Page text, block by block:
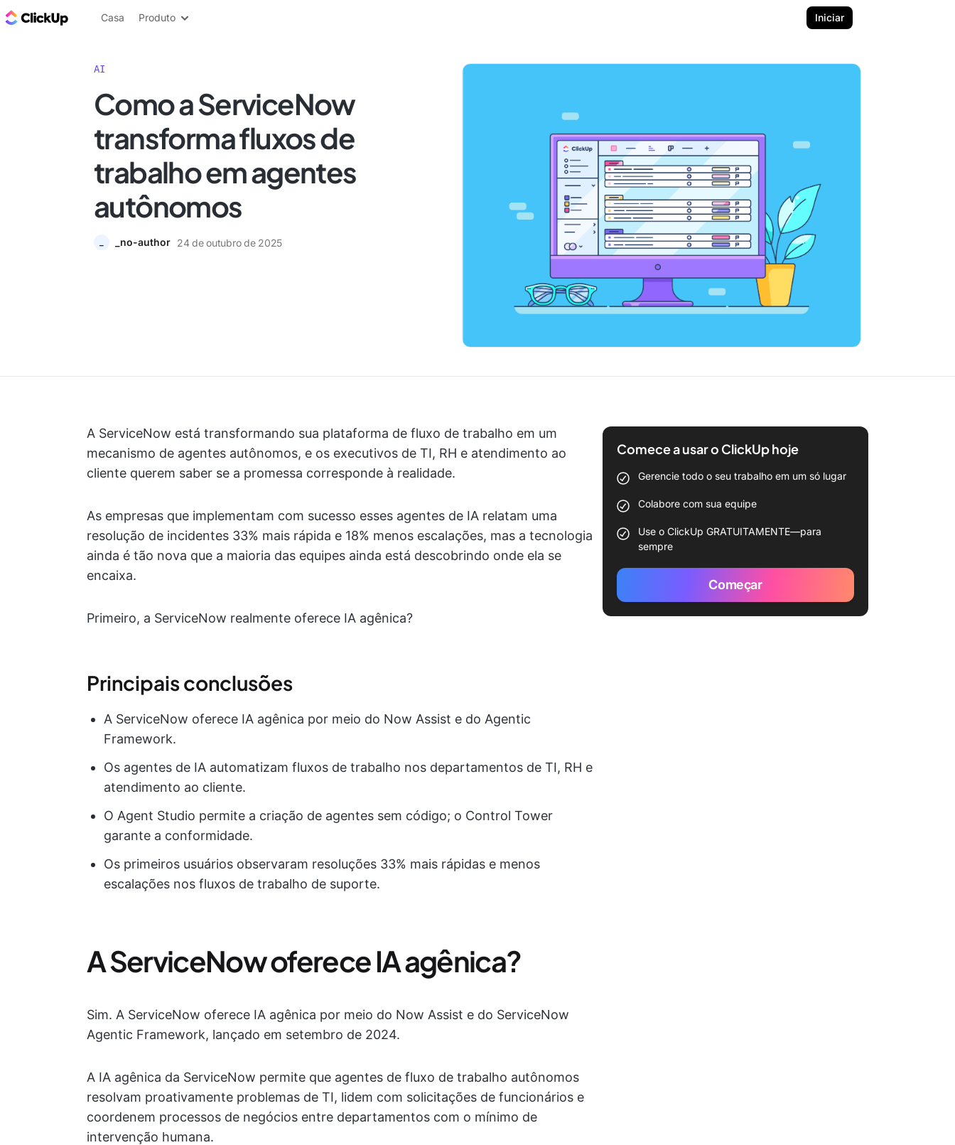
ClickUp Blogue
Casa Produto Iniciar
AI
Como a ServiceNow
transforma fluxos de
trabalho em agentes
autônomos
_no-author 24 de outubro de 2025
A ServiceNow está transformando sua plataforma de fluxo de trabalho em um
mecanismo de agentes autônomos, e os executivos de TI, RH e atendimento ao
cliente querem saber se a promessa corresponde à realidade.
As empresas que implementam com sucesso esses agentes de IA relatam uma
resolução de incidentes 33% mais rápida e 18% menos escalações, mas a tecnologia
ainda é tão nova que a maioria das equipes ainda está descobrindo onde ela se
encaixa.
Primeiro, a ServiceNow realmente oferece IA agênica?
Principais conclusões
A ServiceNow oferece IA agênica por meio do Now Assist e do Agentic
Framework.
Os agentes de IA automatizam fluxos de trabalho nos departamentos de TI, RH e
atendimento ao cliente.
O Agent Studio permite a criação de agentes sem código; o Control Tower
garante a conformidade.
Os primeiros usuários observaram resoluções 33% mais rápidas e menos
escalações nos fluxos de trabalho de suporte.
A ServiceNow oferece IA agênica?
Sim. A ServiceNow oferece IA agênica por meio do Now Assist e do ServiceNow
Agentic Framework, lançado em setembro de 2024.
A IA agênica da ServiceNow permite que agentes de fluxo de trabalho autônomos
resolvam proativamente problemas de TI, lidem com solicitações de funcionários e
coordenem processos de negócios entre departamentos com o mínimo de
intervenção humana.
Comece a usar o ClickUp hoje
Gerencie todo o seu trabalho em um só lugar
Colabore com sua equipe
Use o ClickUp GRATUITAMENTE—para
sempre
Começar